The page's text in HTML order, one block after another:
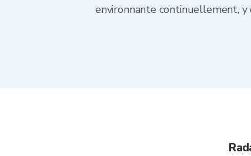
environnante continuellement,